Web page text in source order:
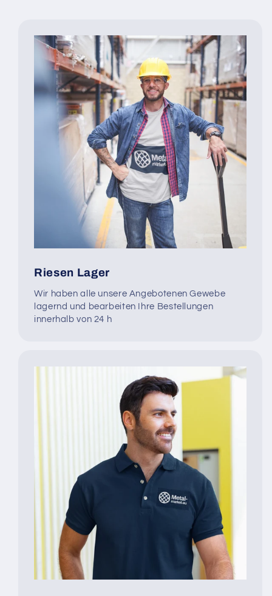
Riesen Lager
Wir haben alle unsere Angebotenen Gewebe
lagernd und bearbeiten Ihre Bestellungen
innerhalb von 24 h